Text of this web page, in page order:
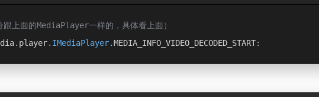
上面的MediaPlayer一样的，具体看上面）
. player. IMediaPlayer.MEDIA_INFO_VIDEO_DECODED_START: